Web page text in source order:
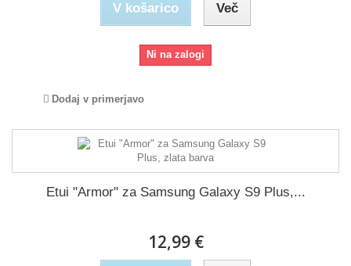
V košarico Več
Ni na zalogi
Dodaj v primerjavo
Etui "Armor" za Samsung Galaxy S9 Plus,...
12,99 €